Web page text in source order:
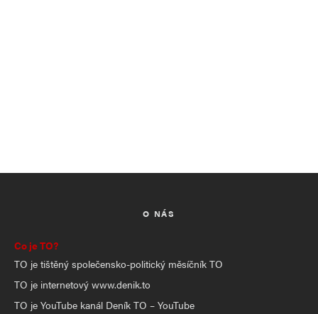
O NÁS
Co je TO?
TO je tištěný společensko-politický měsíčník TO
TO je internetový www.denik.to
TO je YouTube kanál Deník TO – YouTube